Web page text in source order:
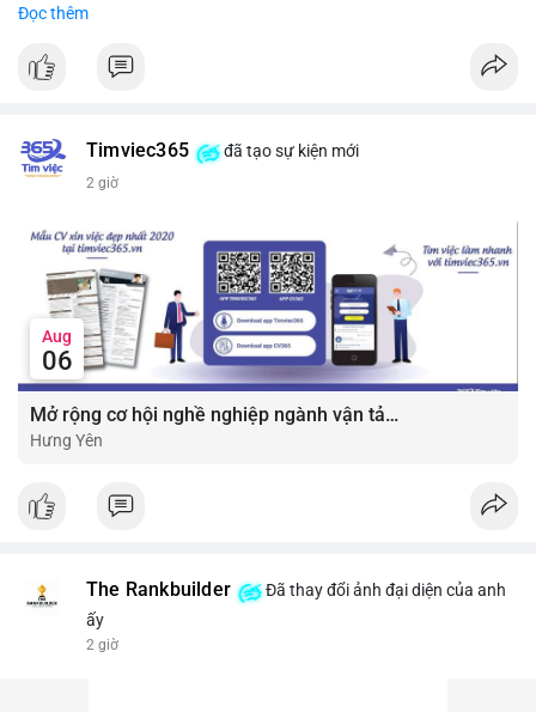
Đọc thêm
Timviec365 đã tạo sự kiện mới
2 giờ
Aug
06
Mở rộng cơ hội nghề nghiệp ngành vận tải - lái xe với mức lương bứt phá ?
Hưng Yên
The Rankbuilder
Đã thay đổi ảnh đại diện của anh
ấy
2 giờ